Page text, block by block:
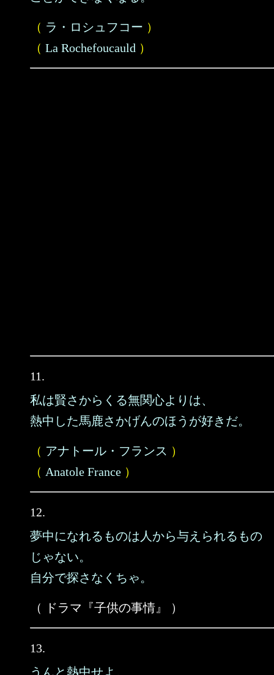
（ ラ・ロシュフコー ）
（ La Rochefoucauld ）
11.
私は賢さからくる無関心よりは、
熱中した馬鹿さかげんのほうが好きだ。
（ アナトール・フランス ）
（ Anatole France ）
12.
夢中になれるものは人から与えられるもの
じゃない。
自分で探さなくちゃ。
（ ドラマ『子供の事情』 ）
13.
うんと熱中せよ。